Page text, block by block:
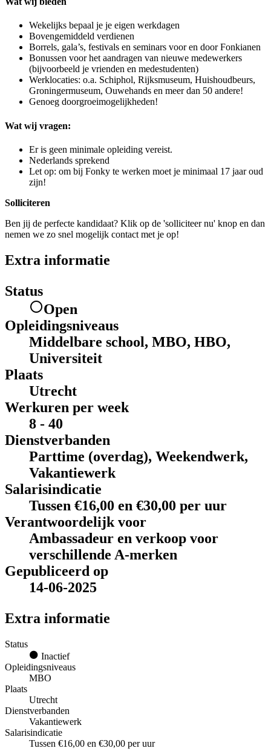
Wekelijks bepaal je je eigen werkdagen
Bovengemiddeld verdienen
Borrels, gala’s, festivals en seminars voor en door Fonkianen
Bonussen voor het aandragen van nieuwe medewerkers
(bijvoorbeeld je vrienden en medestudenten)
Werklocaties: o.a. Schiphol, Rijksmuseum, Huishoudbeurs,
Groningermuseum, Ouwehands en meer dan 50 andere!
Genoeg doorgroeimogelijkheden!
Wat wij vragen:
Er is geen minimale opleiding vereist.
Nederlands sprekend
Let op: om bij Fonky te werken moet je minimaal 17 jaar oud
zijn!
Solliciteren
Ben jij de perfecte kandidaat? Klik op de 'solliciteer nu' knop en dan
nemen we zo snel mogelijk contact met je op!
Extra informatie
Status
Open
Opleidingsniveaus
Middelbare school, MBO, HBO,
Universiteit
Plaats
Utrecht
Werkuren per week
8 - 40
Dienstverbanden
Parttime (overdag), Weekendwerk,
Vakantiewerk
Salarisindicatie
Tussen €16,00 en €30,00 per uur
Verantwoordelijk voor
Ambassadeur en verkoop voor
verschillende A-merken
Gepubliceerd op
14-06-2025
Extra informatie
Status
Inactief
Opleidingsniveaus
MBO
Plaats
Utrecht
Dienstverbanden
Vakantiewerk
Salarisindicatie
Tussen €16,00 en €30,00 per uur